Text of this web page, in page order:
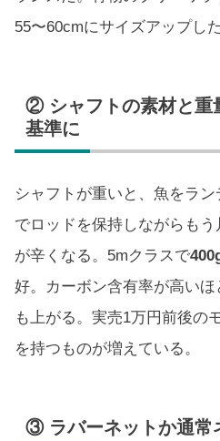
55〜60cmにサイズアップした
② シャフトの素材と重
基準に
シャフトが重いと、魚をラ
でロッドを保持しながらも
が辛くなる。5mクラスで
好。カーボン含有率が高い
も上がる。実売1万円前後の
を持つものが増えている。
③ ラバーネットか通常